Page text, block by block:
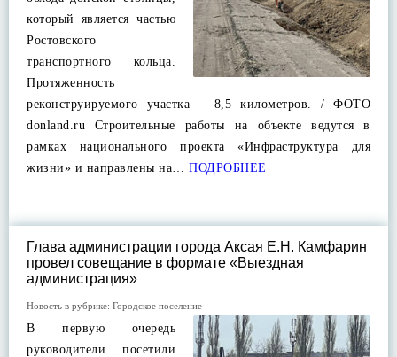
который является частью
Ростовского
транспортного кольца.
Протяженность
реконструируемого участка – 8,5 километров. / ФОТО
donland.ru Строительные работы на объекте ведутся в
рамках национального проекта «Инфраструктура для
жизни» и направлены на… ПОДРОБНЕЕ
Глава администрации города Аксая Е.Н. Камфарин
провел совещание в формате «Выездная
администрация»
Новость в рубрике: Городское поселение
В первую очередь
руководители посетили